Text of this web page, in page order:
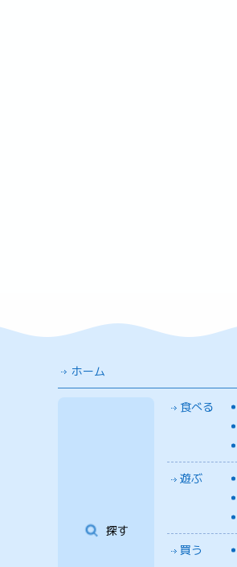
ホーム
探す
食べる
遊ぶ
買う